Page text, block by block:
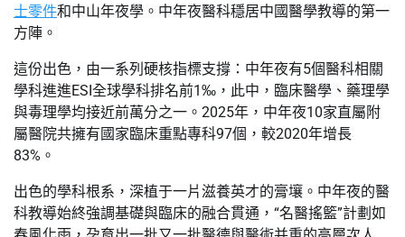
士零件和中山年夜學。中年夜醫科穩居中國醫學教導的第一
方陣。
這份出色，由一系列硬核指標支撐：中年夜有5個醫科相關
學科進進ESI全球學科排名前1‰，此中，臨床醫學、藥理學
與毒理學均接近前萬分之一。2025年，中年夜10家直屬附
屬醫院共擁有國家臨床重點專科97個，較2020年增長
83%。
出色的學科根系，深植于一片滋養英才的膏壤。中年夜的醫
科教導始終強調基礎與臨床的融合貫通，“名醫搖籃”計劃如